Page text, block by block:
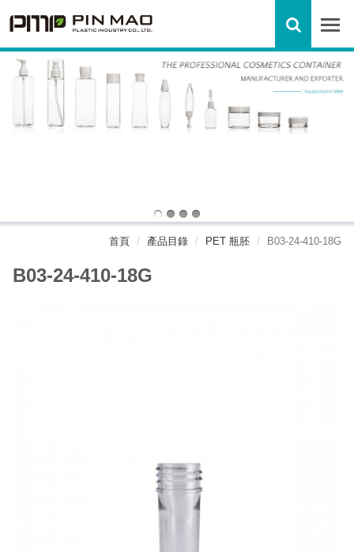
首頁 產品目錄 PET 瓶胚 B03-24-410-18G
B03-24-410-18G